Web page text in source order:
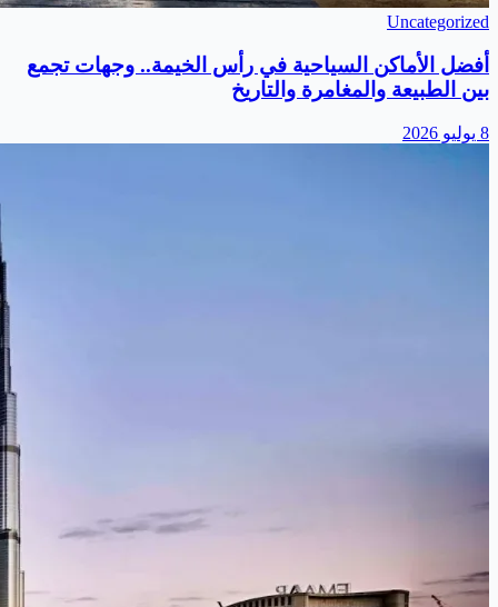
Uncategorized
أفضل الأماكن السياحية في رأس الخيمة.. وجهات تجمع
بين الطبيعة والمغامرة والتاريخ
8 يوليو 2026